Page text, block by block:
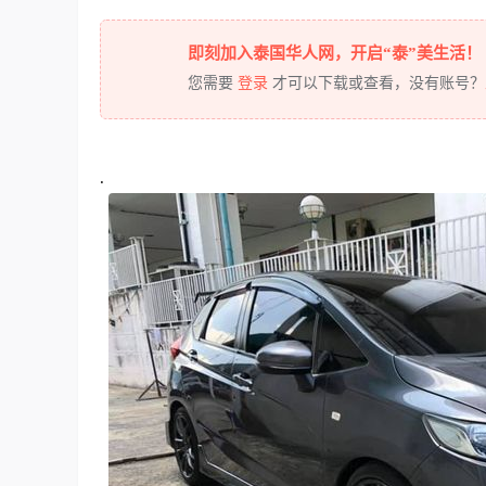
即刻加入泰国华人网，开启“泰”美生活！
您需要 登录 才可以下载或查看，没有账号？
.